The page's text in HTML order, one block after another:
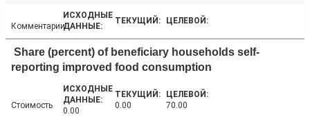
Комментарии
Share (percent) of beneficiary households self-
reporting improved food consumption
Стоимость
0.00
0.00 70.00